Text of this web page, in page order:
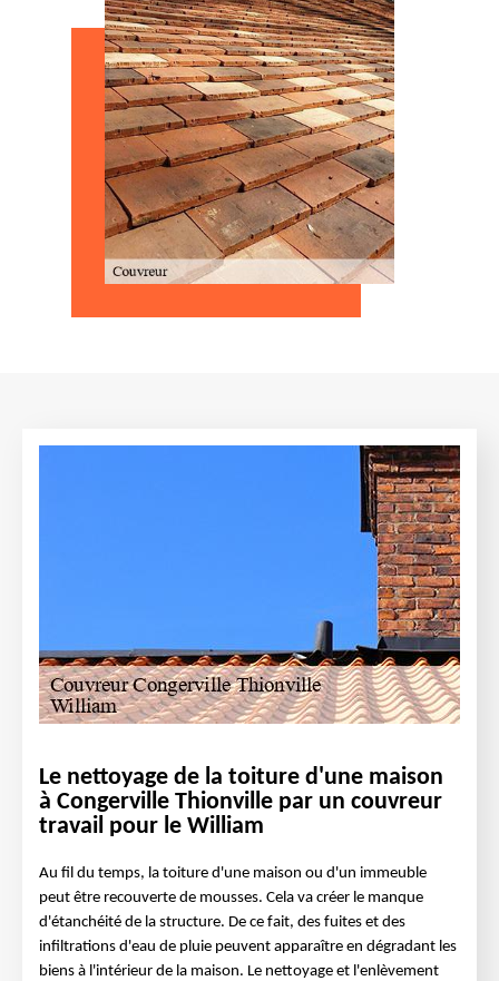
Le nettoyage de la toiture d'une maison
à Congerville Thionville par un couvreur
travail pour le William
Au fil du temps, la toiture d'une maison ou d'un immeuble
peut être recouverte de mousses. Cela va créer le manque
d'étanchéité de la structure. De ce fait, des fuites et des
infiltrations d'eau de pluie peuvent apparaître en dégradant les
biens à l'intérieur de la maison. Le nettoyage et l'enlèvement